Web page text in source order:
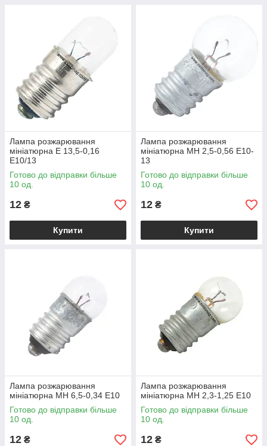
Лампа розжарювання
мініатюрна Е 13,5-0,16
Е10/13
Готово до відправки більше
10 од.
12 ₴
Купити
Лампа розжарювання
мініатюрна МН 2,5-0,56 E10-
13
Готово до відправки більше
10 од.
12 ₴
Купити
Лампа розжарювання
мініатюрна МН 6,5-0,34 Е10
Готово до відправки більше
10 од.
12 ₴
Лампа розжарювання
мініатюрна МН 2,3-1,25 Е10
Готово до відправки більше
10 од.
12 ₴